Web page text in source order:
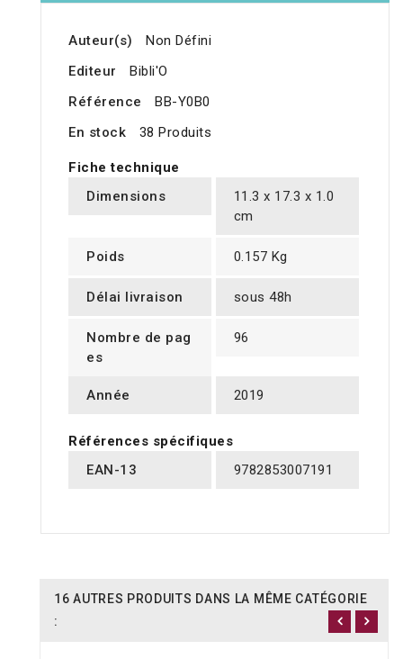
Auteur(s)
Non Défini
Editeur
Bibli'O
Référence
BB-Y0B0
En stock
38 Produits
Fiche technique
Dimensions
11.3 x 17.3 x 1.0
cm
Poids 0.157 Kg
Délai livraison sous 48h
Nombre de pag
es
96
Année 2019
Références spécifiques
EAN-13
9782853007191
16 AUTRES PRODUITS DANS LA MÊME CATÉGORIE
: